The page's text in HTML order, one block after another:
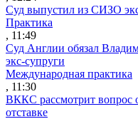
Суд выпустил из СИЗО
Практика
, 11:49
Суд Англии обязал
экс-супруги
Международная практика
, 11:30
ВККС рассмотрит вопрос
отставке